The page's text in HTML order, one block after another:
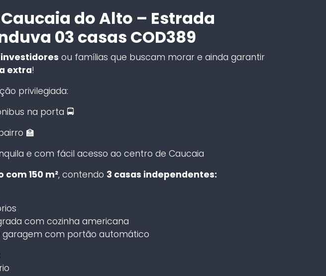
do Alto – Estrada
03 casas COD389
investidores ou famílias que buscam morar e ainda garantir
extra!
privilegiada:
na porta 🚍
🏫
e com fácil acesso ao centro de Caucaia
com 150 m², contendo 3 casas independentes:
com cozinha americana
garagem com portão automático